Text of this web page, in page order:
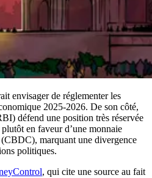
envisager de réglementer les
2025-2026. De son côté,
défend une position très réservée
en faveur d’une monnaie
marquant une divergence
politiques.
, qui cite une source au fait